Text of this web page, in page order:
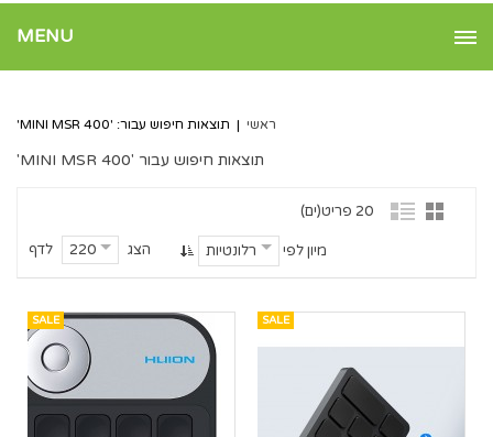
MENU
ראשי | תוצאות חיפוש עבור: 'MINI MSR 400'
תוצאות חיפוש עבור 'MINI MSR 400'
20 פריט(ים)
הצג 220 לדף מיון לפי רלונטיות
SALE
SALE